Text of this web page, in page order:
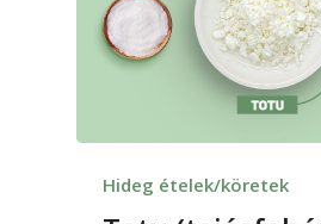
Hideg ételek/köretek